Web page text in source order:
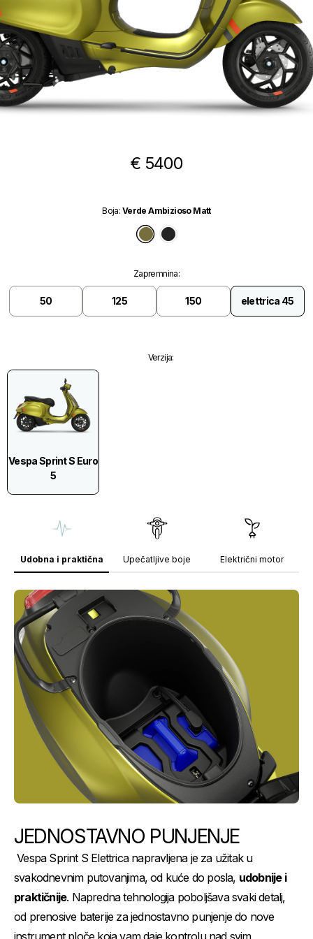
€ 5400
Boja: Verde Ambizioso Matt
Verde Ambizioso Matt
Nero Convinto Matt
Zapremnina:
50 125 150 elettrica 45
Verzija:
Vespa Sprint S Euro
5
Udobna i praktična Upečatljive boje Električni motor
JEDNOSTAVNO PUNJENJE
Vespa Sprint S Elettrica napravljena je za užitak u
svakodnevnim putovanjima, od kuće do posla, udobnije i
praktičnije. Napredna tehnologija poboljšava svaki detalj,
od prenosive baterije za jednostavno punjenje do nove
instrument ploče koja vam daje kontrolu nad svim